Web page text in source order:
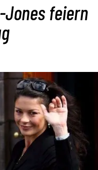
Jones feiern